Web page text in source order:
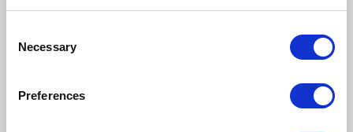
Selection
Necessary
Preferences
mają dość ręcznych analiz, Excela i
zamieniają się w kolejkę po raport lub
chcą zrozumieć, gdzie AI w WMS daje